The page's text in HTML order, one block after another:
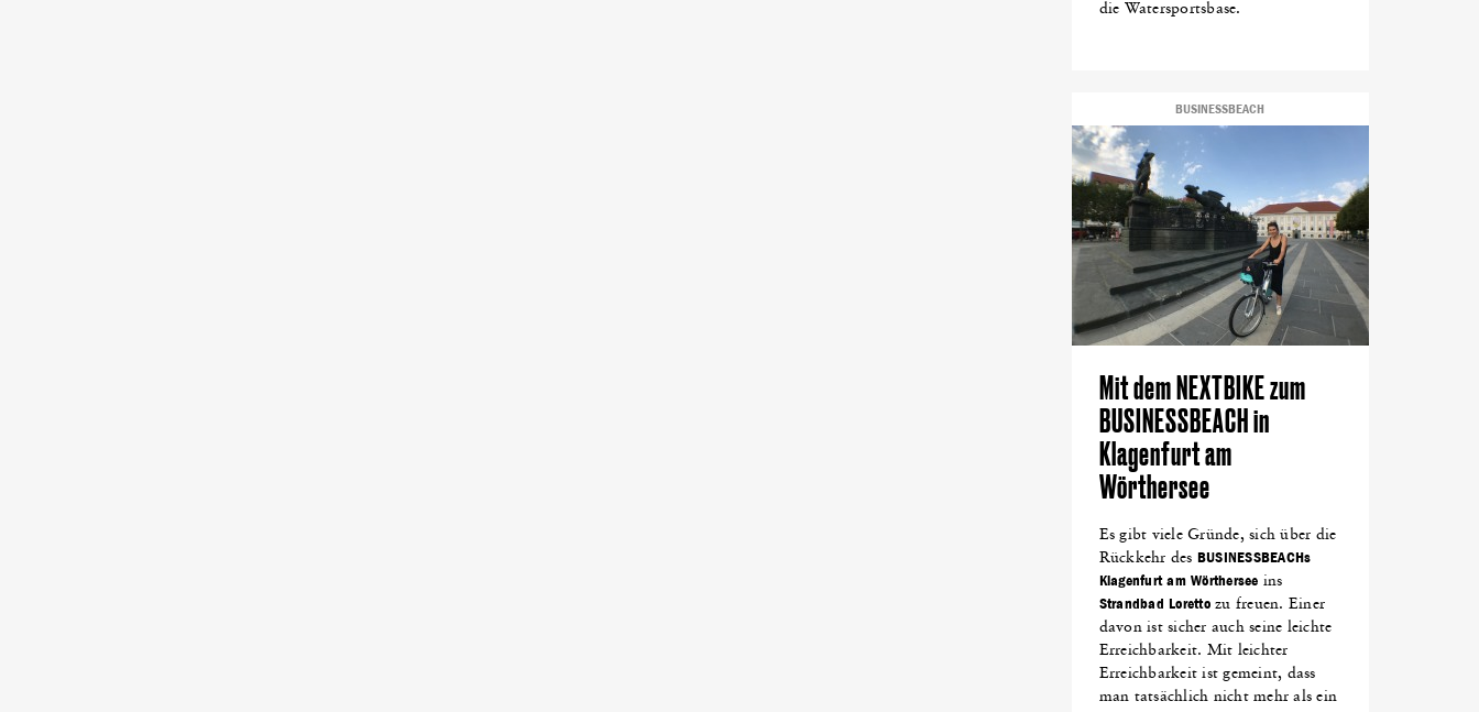
die Watersportsbase.
BUSINESSBEACH
Mit dem NEXTBIKE zum
BUSINESSBEACH in
Klagenfurt am
Wörthersee
Es gibt viele Gründe, sich über die
Rückkehr des BUSINESSBEACHs
Klagenfurt am Wörthersee ins
Strandbad Lorettozu freuen. Einer
davon ist sicher auch seine leichte
Erreichbarkeit. Mit leichter
Erreichbarkeit ist gemeint, dass
man tatsächlich nicht mehr als ein